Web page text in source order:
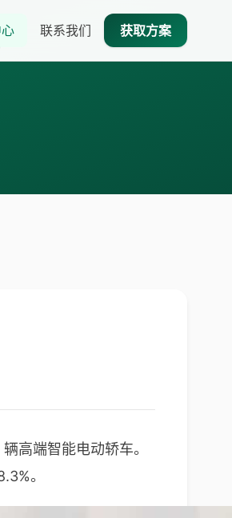
联系我们 获取方案
高端智能电动轿车。
。